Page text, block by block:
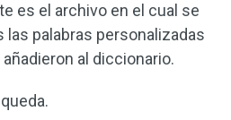
es el archivo en el cual se
las palabras personalizadas
al diccionario.